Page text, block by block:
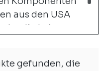
aus den USA
die keine
gefunden, die